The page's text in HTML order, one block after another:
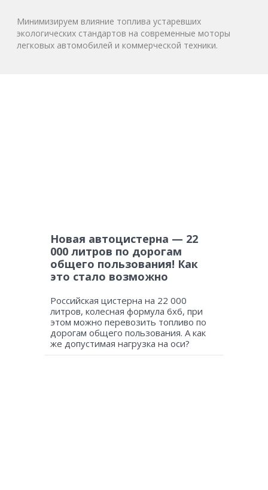
Минимизируем влияние топлива устаревших
экологических стандартов на современные моторы
легковых автомобилей и коммерческой техники.
Новая автоцистерна — 22
000 литров по дорогам
общего пользования! Как
это стало возможно
Российская цистерна на 22 000
литров, колесная формула 6х6, при
этом можно перевозить топливо по
дорогам общего пользования. А как
же допустимая нагрузка на оси?